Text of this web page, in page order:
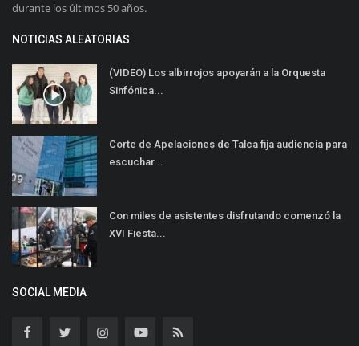
durante los últimos 50 años.
NOTICIAS ALEATORIAS
(VIDEO) Los albirrojos apoyarán a la Orquesta
Sinfónica...
Corte de Apelaciones de Talca fija audiencia para
escuchar...
Con miles de asistentes disfrutando comenzó la
XVI Fiesta...
SOCIAL MEDIA